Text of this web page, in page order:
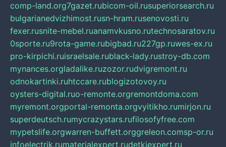
comp-land.org7gazet.rubicom-oil.rusuperiorsearch.ru
bulgarianedvizhimost.rusn-hram.rusenovosti.ru
fexer.rusnite-mebel.ruanamvkusno.rutechnosaratov.ru
0sporte.ru9rota-game.rubigbad.ru227gp.ruwes-ex.ru
pro-kirpichi.ruisraelsale.rublack-lady.rustroy-db.com
mynances.orgladalike.ruzozor.rudvigremont.ru
odnokartinki.ruhtccare.rublogizotovoy.ru
oysters-digital.ruo-remonte.orgremontdoma.com
myremont.orgportal-remonta.orgvyitikho.rumirjon.ru
superdeutsch.rumycrazystars.rufilosofyfree.com
mypetslife.orgwarren-buffett.orggreleon.comsp-or.ru
infoelectrik.rumaterialexpert.rudetkiexpert.ru